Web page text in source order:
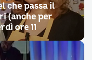
che passa il
(anche per
ore 11